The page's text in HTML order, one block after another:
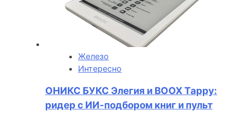
Железо
Интересно
ОНИКС БУКС Элегия и BOOX Tappy:
ридер с ИИ-подбором книг и пульт